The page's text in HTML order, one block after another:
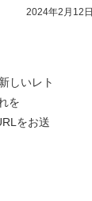
2024年2月12日
しいレト
を
をお送